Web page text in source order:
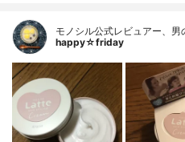
モノシル公式レビュアー、
happy☆friday